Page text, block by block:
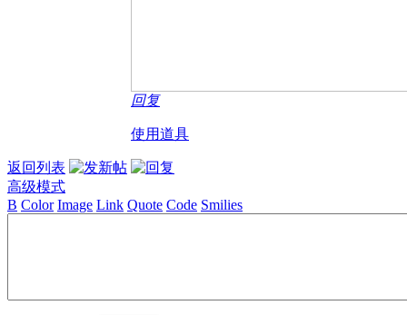
回复
使用道具
返回列表
高级模式
B Color Image Link Quote Code Smilies